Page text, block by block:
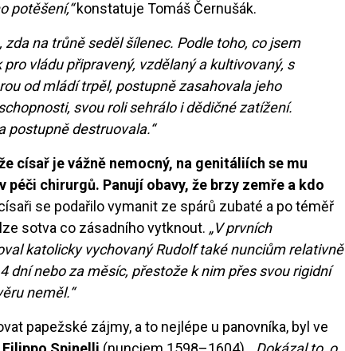
potěšení,“konstatuje Tomáš Černušák.
zda na trůně seděl šílenec. Podle toho, co jsem
vládu připravený, vzdělaný a kultivovaný, s
od mládí trpěl, postupně zasahovala jeho
svou roli sehrálo i dědičné zatížení.
postupně destruovala.“
císař je vážně nemocný, na genitáliích se mu
péči chirurgů. Panují obavy, že brzy zemře a kdo
se podařilo vymanit ze spárů zubaté a po téměř
sotva co zásadního vytknout. „V prvních
katolicky vychovaný Rudolf také nunciům relativně
dní nebo za měsíc, přestože k nim přes svou rigidní
neměl.“
papežské zájmy, a to nejlépe u panovníka, byl ve